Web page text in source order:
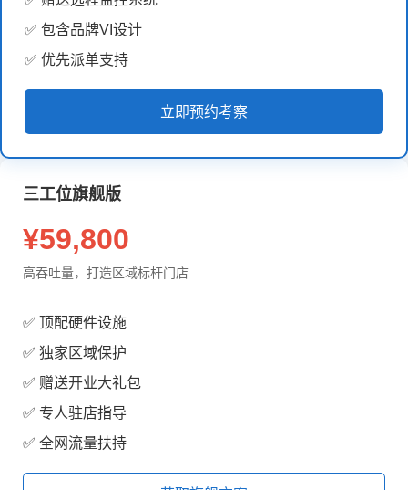
✅ 包含品牌VI设计
✅ 优先派单支持
立即预约考察
三工位旗舰版
¥59,800
高吞吐量，打造区域标杆门店
✅ 顶配硬件设施
✅ 独家区域保护
✅ 赠送开业大礼包
✅ 专人驻店指导
✅ 全网流量扶持